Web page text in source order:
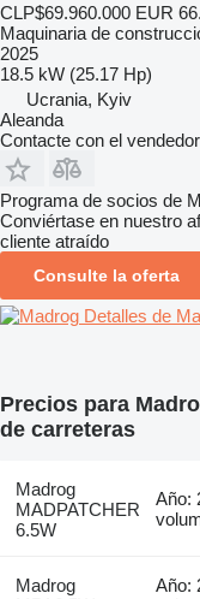
CLP$69.960.000 EUR
Maquinaria de
2025
18.5 kW (25.17 Hp)
Ucrania, Kyiv
Aleanda
Contacte con el vendedor
Programa de socios de
Conviértase en nuestro
cliente atraído
Consulte la oferta
Detalles de
Precios para
de carreteras
Madrog
MADPATCHER
6.5W
Año:
Madrog
Año: